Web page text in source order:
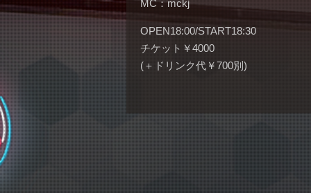
MC：mckj
OPEN18:00/START18:30
チケット￥4000
(＋ドリンク代￥700別)